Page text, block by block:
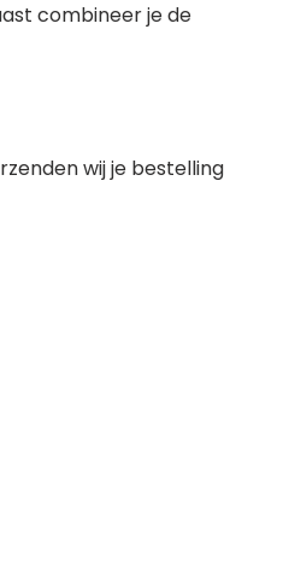
combineer je de
wij je bestelling